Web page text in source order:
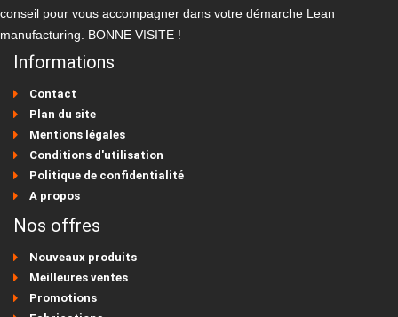
conseil pour vous accompagner dans votre démarche Lean
manufacturing. BONNE VISITE !
Informations
Contact
Plan du site
Mentions légales
Conditions d'utilisation
Politique de confidentialité
A propos
Nos offres
Nouveaux produits
Meilleures ventes
Promotions